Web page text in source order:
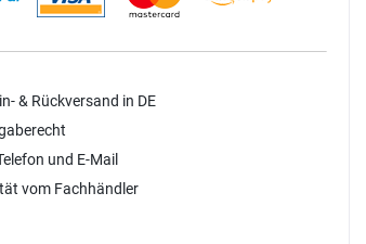
& Rückversand in DE
und E-Mail
vom Fachhändler